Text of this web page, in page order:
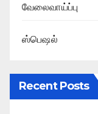
வேலைவாய்ப்பு
ஸ்பெஷல்
Recent Posts